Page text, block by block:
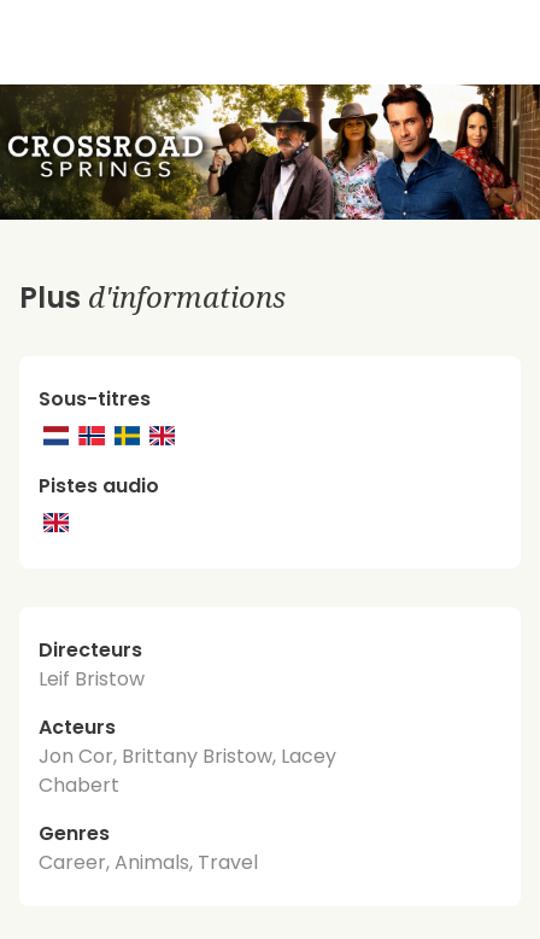
Plus d'informations
Sous-titres
Pistes audio
Directeurs
Leif Bristow
Acteurs
Jon Cor, Brittany Bristow, Lacey
Chabert
Genres
Career, Animals, Travel